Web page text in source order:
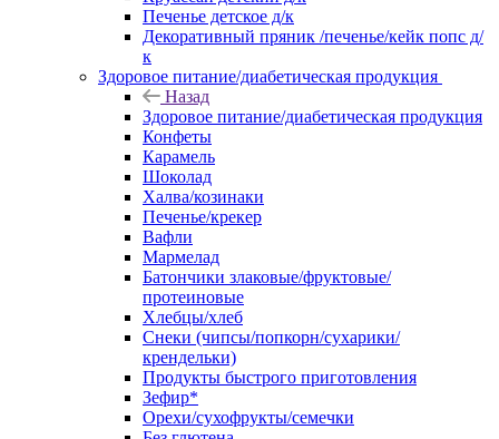
Печенье детское д/к
Декоративный пряник /печенье/кейк попс д/
к
Здоровое питание/диабетическая продукция
Назад
Здоровое питание/диабетическая продукция
Конфеты
Карамель
Шоколад
Халва/козинаки
Печенье/крекер
Вафли
Мармелад
Батончики злаковые/фруктовые/
протеиновые
Хлебцы/хлеб
Снеки (чипсы/попкорн/сухарики/
крендельки)
Продукты быстрого приготовления
Зефир*
Орехи/сухофрукты/семечки